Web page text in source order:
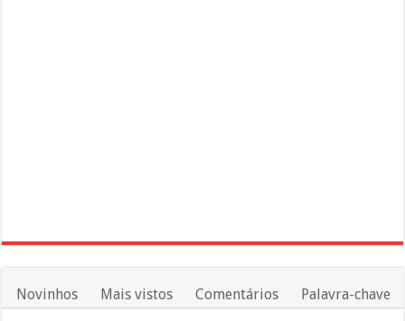
Novinhos Mais vistos Comentários Palavra-chave